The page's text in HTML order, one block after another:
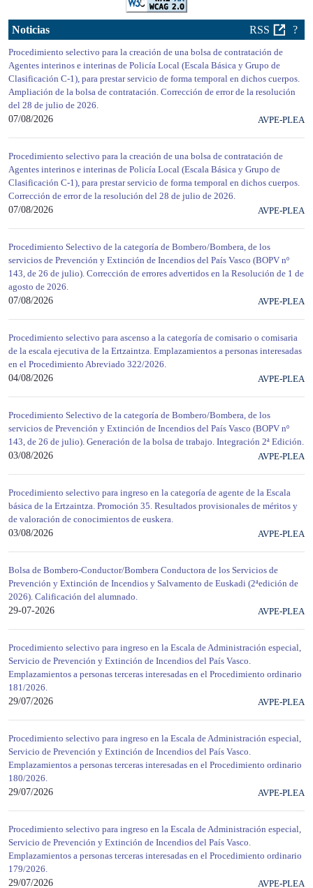
Noticias RSS ?
Procedimiento selectivo para la creación de una bolsa de contratación de
Agentes interinos e interinas de Policía Local (Escala Básica y Grupo de
Clasificación C-1), para prestar servicio de forma temporal en dichos cuerpos.
Ampliación de la bolsa de contratación. Corrección de error de la resolución
del 28 de julio de 2026.
07/08/2026
AVPE-PLEA
Procedimiento selectivo para la creación de una bolsa de contratación de
Agentes interinos e interinas de Policía Local (Escala Básica y Grupo de
Clasificación C-1), para prestar servicio de forma temporal en dichos cuerpos.
Corrección de error de la resolución del 28 de julio de 2026.
07/08/2026
AVPE-PLEA
Procedimiento Selectivo de la categoría de Bombero/Bombera, de los
servicios de Prevención y Extinción de Incendios del País Vasco (BOPV nº
143, de 26 de julio). Corrección de errores advertidos en la Resolución de 1 de
agosto de 2026.
07/08/2026
AVPE-PLEA
Procedimiento selectivo para ascenso a la categoría de comisario o comisaria
de la escala ejecutiva de la Ertzaintza. Emplazamientos a personas interesadas
en el Procedimiento Abreviado 322/2026.
04/08/2026
AVPE-PLEA
Procedimiento Selectivo de la categoría de Bombero/Bombera, de los
servicios de Prevención y Extinción de Incendios del País Vasco (BOPV nº
143, de 26 de julio). Generación de la bolsa de trabajo. Integración 2ª Edición.
03/08/2026
AVPE-PLEA
Procedimiento selectivo para ingreso en la categoría de agente de la Escala
básica de la Ertzaintza. Promoción 35. Resultados provisionales de méritos y
de valoración de conocimientos de euskera.
03/08/2026
AVPE-PLEA
Bolsa de Bombero-Conductor/Bombera Conductora de los Servicios de
Prevención y Extinción de Incendios y Salvamento de Euskadi (2ªedición de
2026). Calificación del alumnado.
29-07-2026
AVPE-PLEA
Procedimiento selectivo para ingreso en la Escala de Administración especial,
Servicio de Prevención y Extinción de Incendios del País Vasco.
Emplazamientos a personas terceras interesadas en el Procedimiento ordinario
181/2026.
29/07/2026
AVPE-PLEA
Procedimiento selectivo para ingreso en la Escala de Administración especial,
Servicio de Prevención y Extinción de Incendios del País Vasco.
Emplazamientos a personas terceras interesadas en el Procedimiento ordinario
180/2026.
29/07/2026
AVPE-PLEA
Procedimiento selectivo para ingreso en la Escala de Administración especial,
Servicio de Prevención y Extinción de Incendios del País Vasco.
Emplazamientos a personas terceras interesadas en el Procedimiento ordinario
179/2026.
29/07/2026
AVPE-PLEA